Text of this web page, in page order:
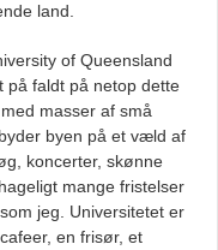
land.
of Queensland
på faldt på netop dette
masser af små
byen på et væld af
koncerter, skønne
mange fristelser
jeg. Universitetet er
en frisør, et